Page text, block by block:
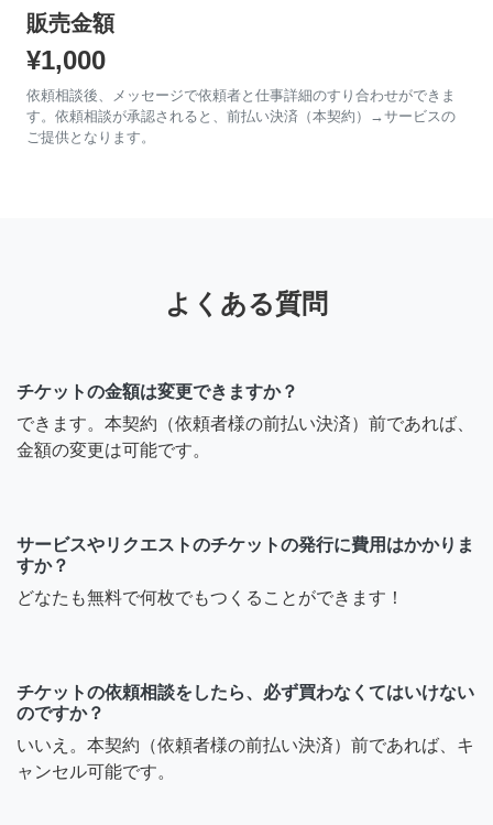
販売金額
¥1,000
依頼相談後、メッセージで依頼者と仕事詳細のすり合わせができま
す。依頼相談が承認されると、前払い決済（本契約）→サービスの
ご提供となります。
よくある質問
チケットの金額は変更できますか？
できます。本契約（依頼者様の前払い決済）前であれば、
金額の変更は可能です。
サービスやリクエストのチケットの発行に費用はかかりま
すか？
どなたも無料で何枚でもつくることができます！
チケットの依頼相談をしたら、必ず買わなくてはいけない
のですか？
いいえ。本契約（依頼者様の前払い決済）前であれば、キ
ャンセル可能です。